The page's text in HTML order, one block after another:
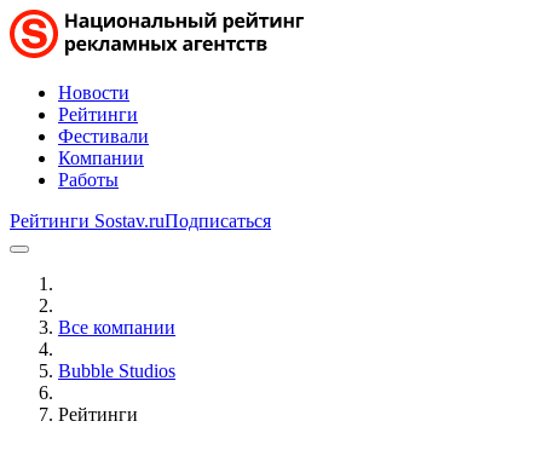
Новости
Рейтинги
Фестивали
Компании
Работы
Рейтинги Sostav.ruПодписаться
Все компании
Bubble Studios
Рейтинги